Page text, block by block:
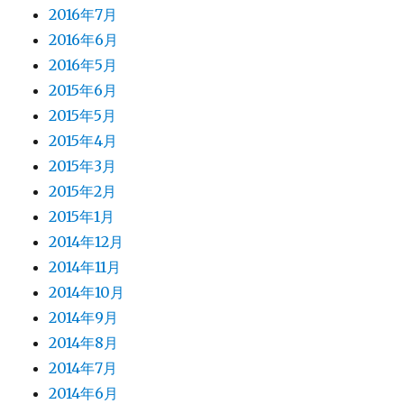
2016年7月
2016年6月
2016年5月
2015年6月
2015年5月
2015年4月
2015年3月
2015年2月
2015年1月
2014年12月
2014年11月
2014年10月
2014年9月
2014年8月
2014年7月
2014年6月